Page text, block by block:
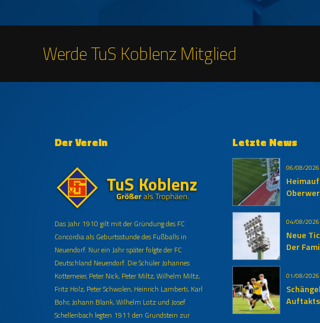
Werde TuS Koblenz Mitglied
Der Verein
Das Jahr 1910 gilt mit der Gründung des FC
Concordia als Geburtsstunde des Fußballs in
Neuendorf. Nur ein Jahr später folgte der FC
Deutschland Neuendorf. Die Schüler Johannes
Kottemeier, Peter Nick, Peter Miltz, Wilhelm Miltz,
Fritz Holz, Peter Schwolen, Heinrich Lamberti, Karl
Bohr, Johann Blank, Wilhelm Lotz und Josef
Schellenbach legten 1911 den Grundstein zur
Letzte News
06/08/2026
04/08/2026
Neue
Der
01/08/2026